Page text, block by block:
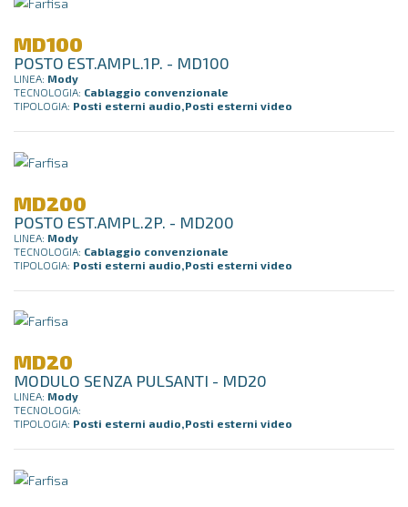
MD100
POSTO EST.AMPL.1P. - MD100
LINEA: Mody
TECNOLOGIA: Cablaggio convenzionale
TIPOLOGIA: Posti esterni audio,Posti esterni video
MD200
POSTO EST.AMPL.2P. - MD200
LINEA: Mody
TECNOLOGIA: Cablaggio convenzionale
TIPOLOGIA: Posti esterni audio,Posti esterni video
MD20
MODULO SENZA PULSANTI - MD20
LINEA: Mody
TECNOLOGIA:
TIPOLOGIA: Posti esterni audio,Posti esterni video